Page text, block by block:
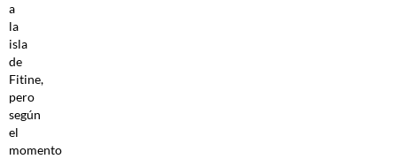
a
la
isla
de
Fitine,
pero
según
el
momento